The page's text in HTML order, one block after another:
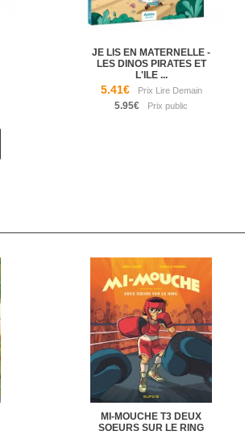
JE LIS EN MATERNELLE -
LES DINOS PIRATES ET
L'ILE ...
5.41€
5.95€
MI-MOUCHE T3 DEUX
SOEURS SUR LE RING